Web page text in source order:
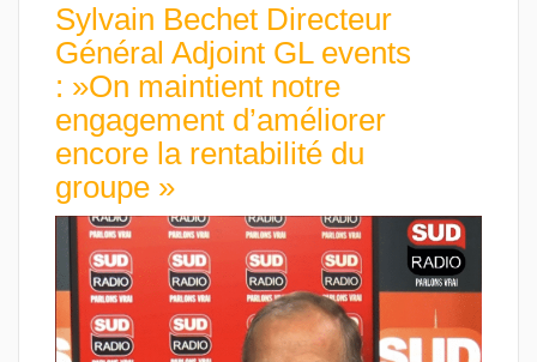
Sylvain Bechet Directeur
Général Adjoint GL events
: »On maintient notre
engagement d’améliorer
encore la rentabilité du
groupe »